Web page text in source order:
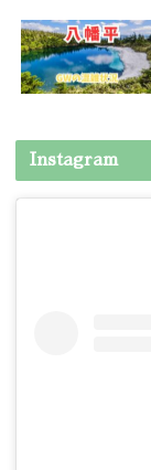
Instagram